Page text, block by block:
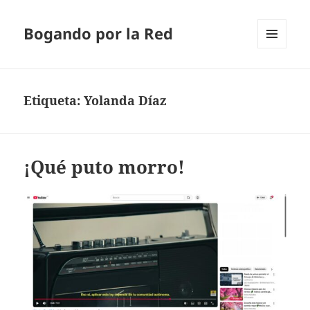
Bogando por la Red
Etiqueta:Yolanda Díaz
¡Qué puto morro!